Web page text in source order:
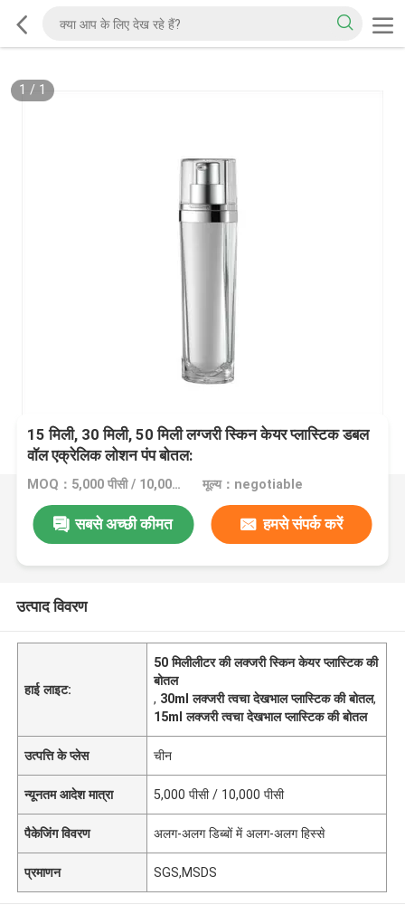
1 / 1
15 मिली, 30 मिली, 50 मिली लग्जरी स्किन केयर प्लास्टिक डबल
वॉल एक्रेलिक लोशन पंप बोतल:
MOQ：5,000 पीसी / 10,000 पीसी मूल्य：negotiable
सबसे अच्छी कीमत हमसे संपर्क करें
उत्पाद विवरण
हाई लाइट:
50 मिलीलीटर की लक्जरी स्किन केयर प्लास्टिक की
बोतल
, 30ml लक्जरी त्वचा देखभाल प्लास्टिक की बोतल,
15ml लक्जरी त्वचा देखभाल प्लास्टिक की बोतल
उत्पत्ति के प्लेस चीन
न्यूनतम आदेश मात्रा 5,000 पीसी / 10,000 पीसी
पैकेजिंग विवरण अलग-अलग डिब्बों में अलग-अलग हिस्से
प्रमाणन SGS,MSDS